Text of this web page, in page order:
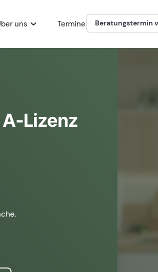
uns Termine Beratungstermin
Lizenz